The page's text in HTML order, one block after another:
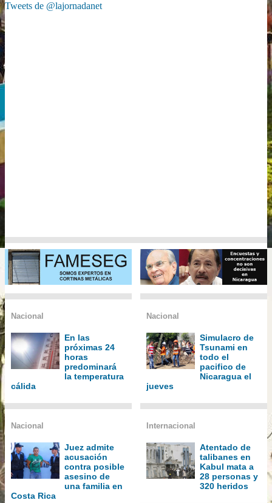
Tweets de @lajornadanet
Nacional
En las
próximas 24
horas
predominará
la temperatura
cálida
Nacional
Simulacro de
Tsunami en
todo el
pacifico de
Nicaragua el
jueves
Nacional
Juez admite
acusación
contra posible
asesino de
una familia en
Costa Rica
Internacional
Atentado de
talibanes en
Kabul mata a
28 personas y
320 heridos